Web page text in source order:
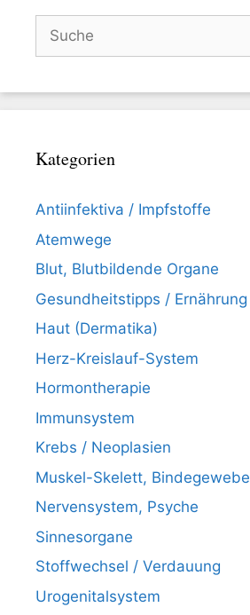
Suchen
Kategorien
Antiinfektiva / Impfstoffe
Atemwege
Blut, Blutbildende Organe
Gesundheitstipps / Ernährung
Haut (Dermatika)
Herz-Kreislauf-System
Hormontherapie
Immunsystem
Krebs / Neoplasien
Muskel-Skelett, Bindegewebe
Nervensystem, Psyche
Sinnesorgane
Stoffwechsel / Verdauung
Urogenitalsystem